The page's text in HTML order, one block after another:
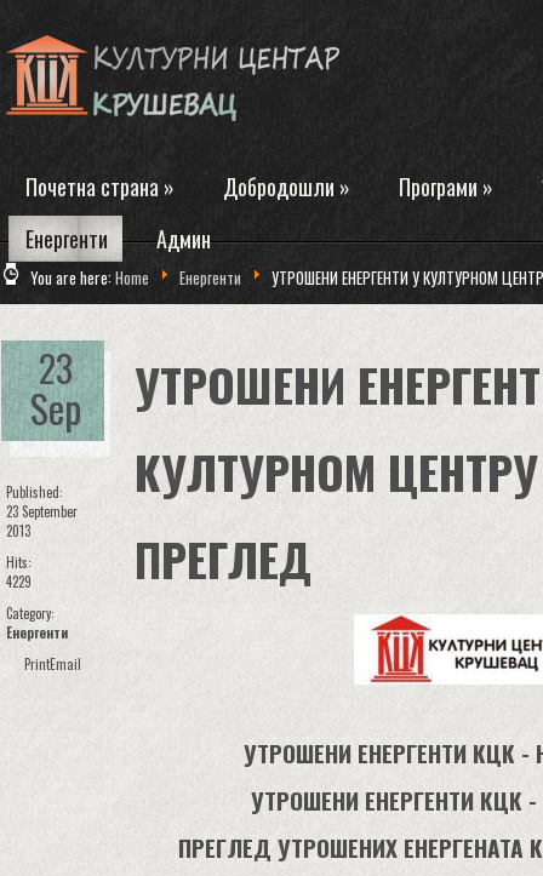
Почетна страна » Добродошли » Програми »
Енергенти
Админ
You are here:Home Енергенти УТРОШЕНИ ЕНЕРГЕНТИ У КУЛТУРНОМ
23
Sep
Published:
23 September
2013
Hits:
4229
Category:
Енергенти
PrintEmail
УТРОШЕНИ
КУЛТУРНОМ
ПРЕГЛЕД
УТРОШЕНИ ЕНЕРГЕНТИ КЦК -
УТРОШЕНИ ЕНЕРГЕНТИ КЦК
ПРЕГЛЕД УТРОШЕНИХ ЕНЕРГЕНАТА